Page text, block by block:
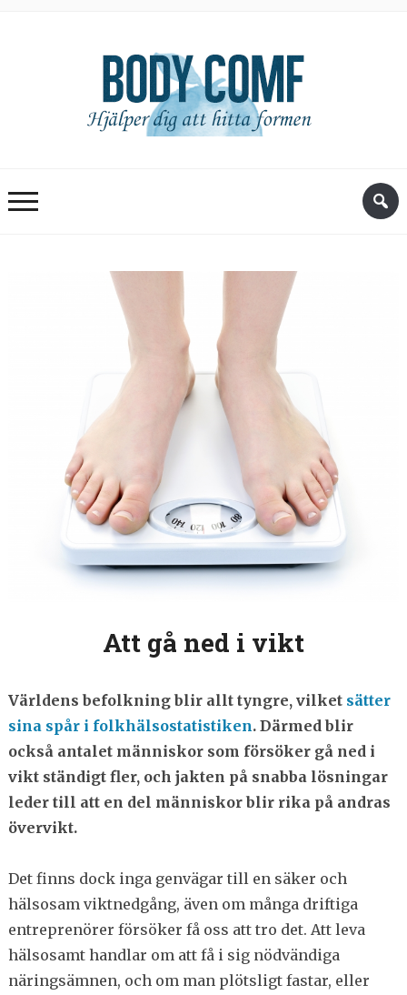
Att gå ned i vikt
Världens befolkning blir allt tyngre, vilket sätter
sina spår i folkhälsostatistiken. Därmed blir
också antalet människor som försöker gå ned i
vikt ständigt fler, och jakten på snabba lösningar
leder till att en del människor blir rika på andras
övervikt.
Det finns dock inga genvägar till en säker och
hälsosam viktnedgång, även om många driftiga
entreprenörer försöker få oss att tro det. Att leva
hälsosamt handlar om att få i sig nödvändiga
näringsämnen, och om man plötsligt fastar, eller